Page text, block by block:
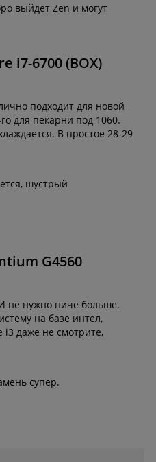
выйдет Zen и могут
i7-6700 (BOX)
подходит для новой
для пекарни под 1060.
В простое 28-29
шустрый
G4560
не нужно ниче больше.
на базе интел,
i3 даже не смотрите,
супер.